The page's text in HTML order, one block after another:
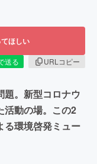
ほしい
送る
URLコピー
題。新型コロナウ
活動の場。この2
る環境啓発ミュー